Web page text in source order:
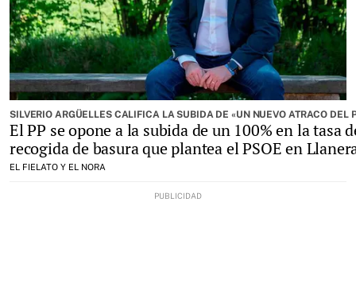
SILVERIO ARGÜELLES CALIFICA LA SUBIDA DE «UN NUEVO ATRACO DEL
El PP se opone a la subida de un 100% en la tasa
recogida de basura que plantea el PSOE en
EL FIELATO Y EL NORA